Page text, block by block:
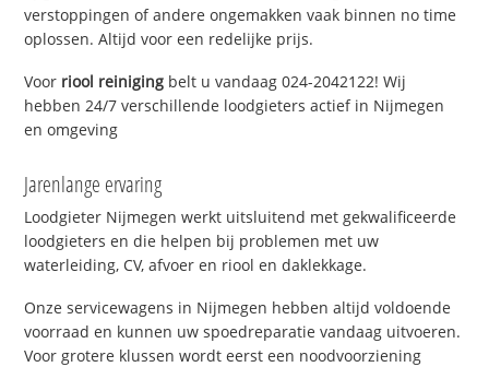
verstoppingen of andere ongemakken vaak binnen no time
oplossen. Altijd voor een redelijke prijs.
Voor riool reiniging belt u vandaag 024-2042122! Wij
hebben 24/7 verschillende loodgieters actief in Nijmegen
en omgeving
Jarenlange ervaring
Loodgieter Nijmegen werkt uitsluitend met gekwalificeerde
loodgieters en die helpen bij problemen met uw
waterleiding, CV, afvoer en riool en daklekkage.
Onze servicewagens in Nijmegen hebben altijd voldoende
voorraad en kunnen uw spoedreparatie vandaag uitvoeren.
Voor grotere klussen wordt eerst een noodvoorziening